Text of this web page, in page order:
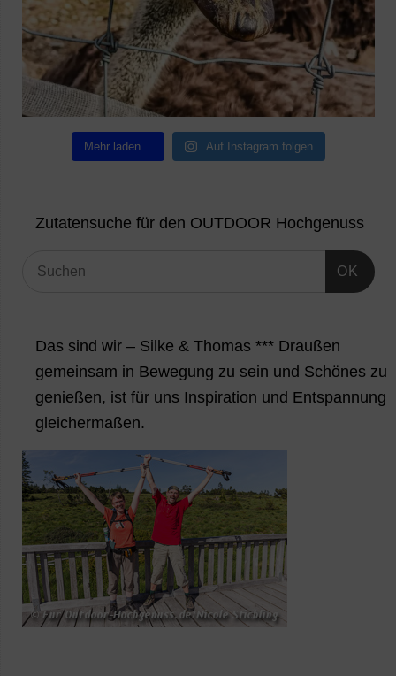
Mehr laden… Auf Instagram folgen
Zutatensuche für den OUTDOOR Hochgenuss
OK
Das sind wir – Silke & Thomas *** Draußen
gemeinsam in Bewegung zu sein und Schönes zu
genießen, ist für uns Inspiration und Entspannung
gleichermaßen.